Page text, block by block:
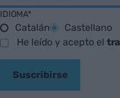
IDIOMA*
Catalán
Castellano
He leído y acepto el
Suscribirse